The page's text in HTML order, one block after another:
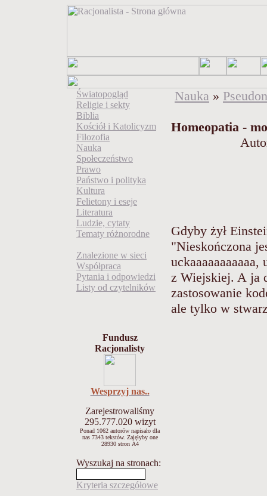
Światopogląd
Religie i sekty
Biblia
Kościół i Katolicyzm
Filozofia
Nauka
Społeczeństwo
Prawo
Państwo i polityka
Kultura
Felietony i eseje
Literatura
Ludzie, cytaty
Tematy różnorodne
Znalezione w sieci
Współpraca
Pytania i odpowiedzi
Listy od czytelników
Fundusz
Racjonalisty
Wesprzyj nas..
Zarejestrowaliśmy
295.777.020wizyt
Ponad 1062 autorów napisało dla
nas 7343 tekstów. Zajęłyby one
28930 stron A4
Wyszukaj na stronach:
Kryteria szczegółowe
Nauka »
Homeopatia -
Gdyby żył
"Nieskończona
uckaaaaaaaaaaa,
z Wiejskiej. A ja
zastosowanie
ale tylko w